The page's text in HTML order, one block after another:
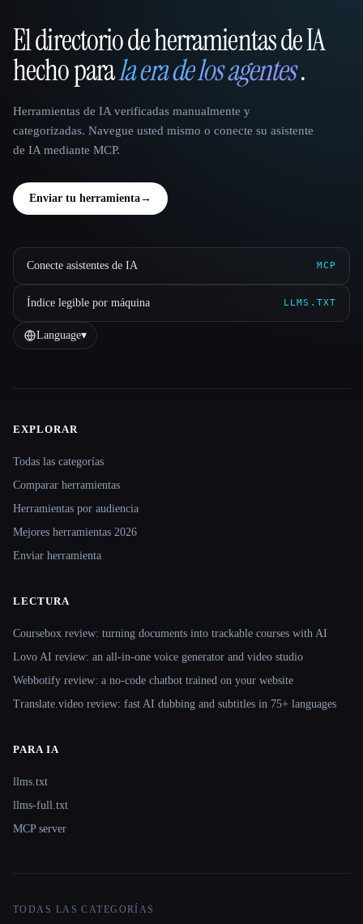
That AI Collection
El directorio de herramientas de IA
hecho parala era de los agentes.
Herramientas de IA verificadas manualmente y
categorizadas. Navegue usted mismo o conecte su asistente
de IA mediante MCP.
Enviar tu herramienta→
Conecte asistentes de IA MCP
Índice legible por máquina LLMS.TXT
Language▾
Site navigation
EXPLORAR
Todas las categorías
Comparar herramientas
Herramientas por audiencia
Mejores herramientas 2026
Enviar herramienta
LECTURA
Coursebox review: turning documents into trackable courses with AI
Lovo AI review: an all-in-one voice generator and video studio
Webbotify review: a no-code chatbot trained on your website
Translate.video review: fast AI dubbing and subtitles in 75+ languages
PARA IA
llms.txt
llms-full.txt
MCP server
TODAS LAS CATEGORÍAS